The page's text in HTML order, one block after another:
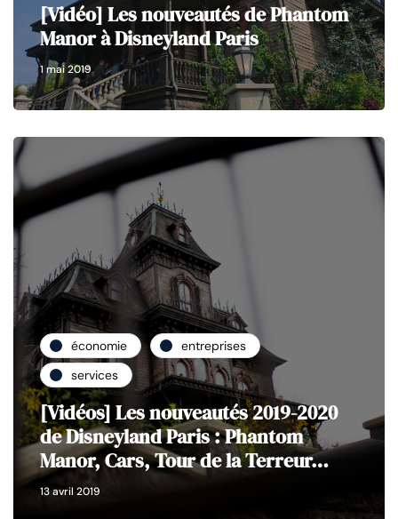
[Vidéo] Les nouveautés de Phantom
Manor à Disneyland Paris
1 mai 2019
économie
entreprises
services
[Vidéos] Les nouveautés 2019-2020
de Disneyland Paris : Phantom
Manor, Cars, Tour de la Terreur…
13 avril 2019